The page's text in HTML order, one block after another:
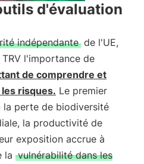
d'évaluation
indépendante de l'UE,
l'importance de
de comprendre et
risques. Le premier
la perte de biodiversité
la productivité de
exposition accrue à
la vulnérabilité dans les